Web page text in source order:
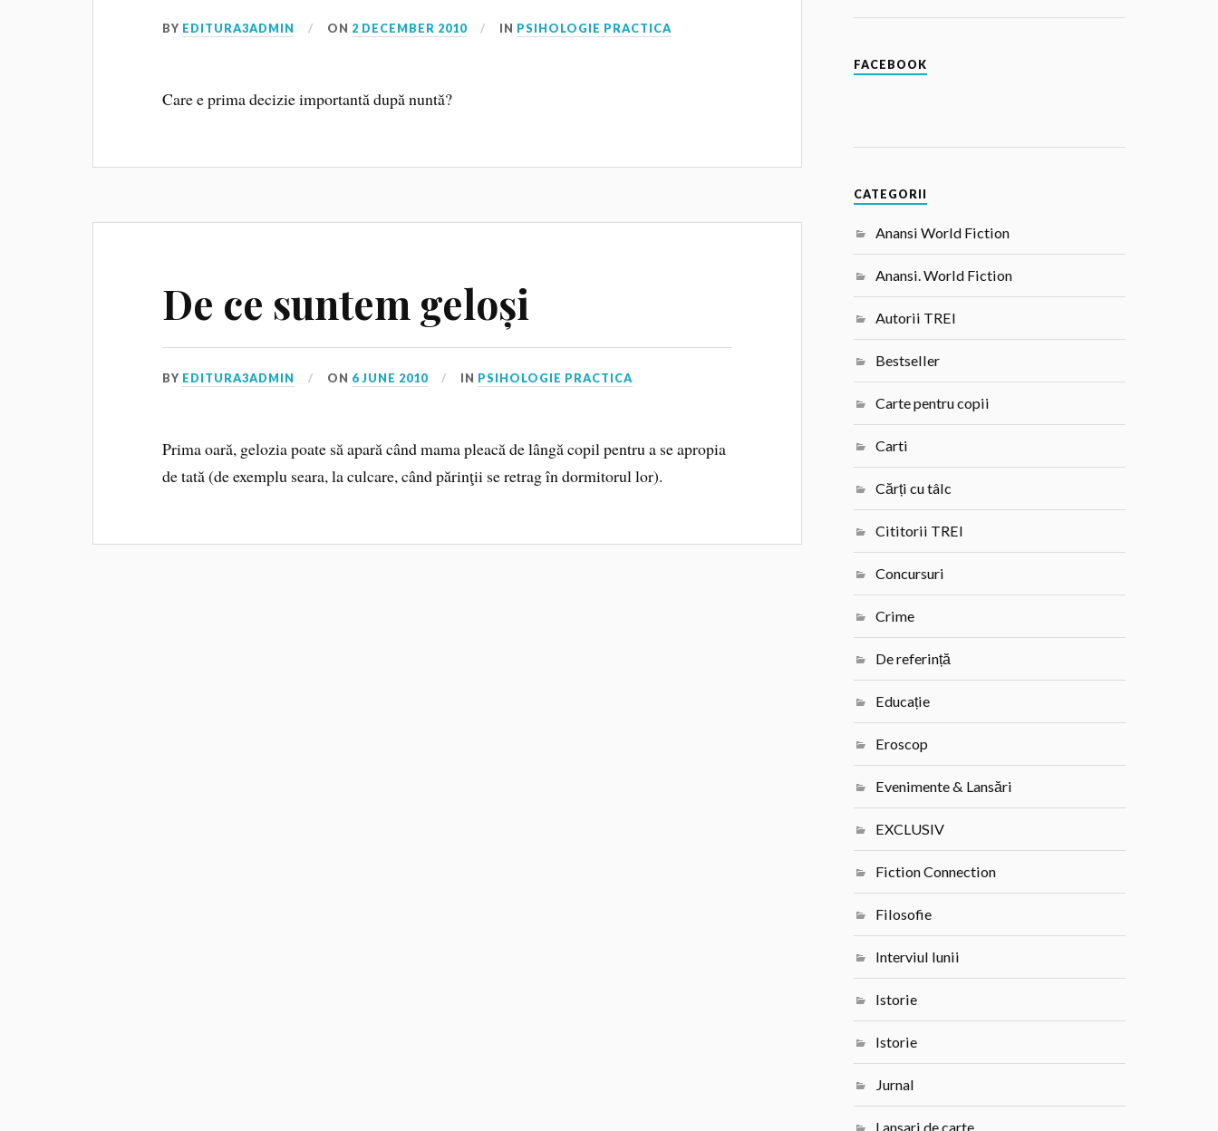
BY EDITURA3ADMIN ON 2 DECEMBER 2010 IN PSIHOLOGIE PRACTICA
Care e prima decizie importantă după nuntă?
De ce suntem geloși
BY EDITURA3ADMIN ON 6 JUNE 2010 IN PSIHOLOGIE PRACTICA
Prima oară, gelozia poate să apară când mama pleacă de lângă copil pentru a se apropia
de tată (de exemplu seara, la culcare, când părinţii se retrag în dormitorul lor).
FACEBOOK
CATEGORII
Anansi World Fiction
Anansi. World Fiction
Autorii TREI
Bestseller
Carte pentru copii
Carti
Cărți cu tâlc
Cititorii TREI
Concursuri
Crime
De referință
Educație
Eroscop
Evenimente & Lansări
EXCLUSIV
Fiction Connection
Filosofie
Interviul lunii
Istorie
Istorie
Jurnal
Lansari de carte